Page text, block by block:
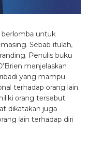
berlomba untuk
Sebab itulah,
Penulis buku
menjelaskan
yang mampu
terhadap orang lain
orang tersebut.
dikatakan juga
lain terhadap diri